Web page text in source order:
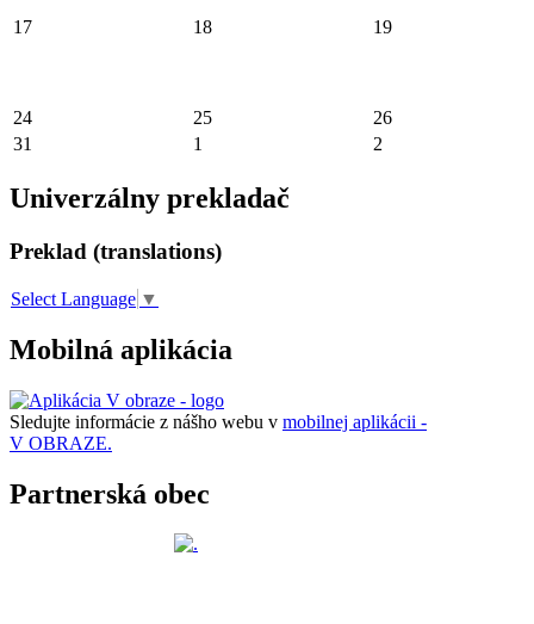
17 18 19
24 25
26
31
1 2
Univerzálny prekladač
Preklad (translations)
Select Language ▼
Mobilná aplikácia
Sledujte informácie z nášho webu v mobilnej aplikácii -
V OBRAZE.
Partnerská obec